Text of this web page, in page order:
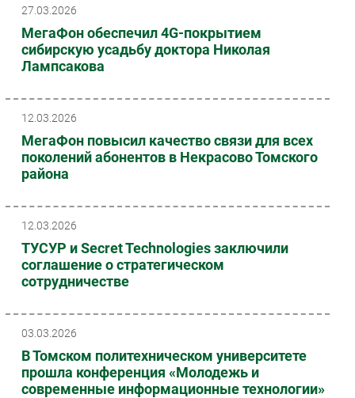
27.03.2026
МегаФон обеспечил 4G-покрытием
сибирскую усадьбу доктора Николая
Лампсакова
12.03.2026
МегаФон повысил качество связи для всех
поколений абонентов в Некрасово Томского
района
12.03.2026
ТУСУР и Secret Technologies заключили
соглашение о стратегическом
сотрудничестве
03.03.2026
В Томском политехническом университете
прошла конференция «Молодежь и
современные информационные технологии»